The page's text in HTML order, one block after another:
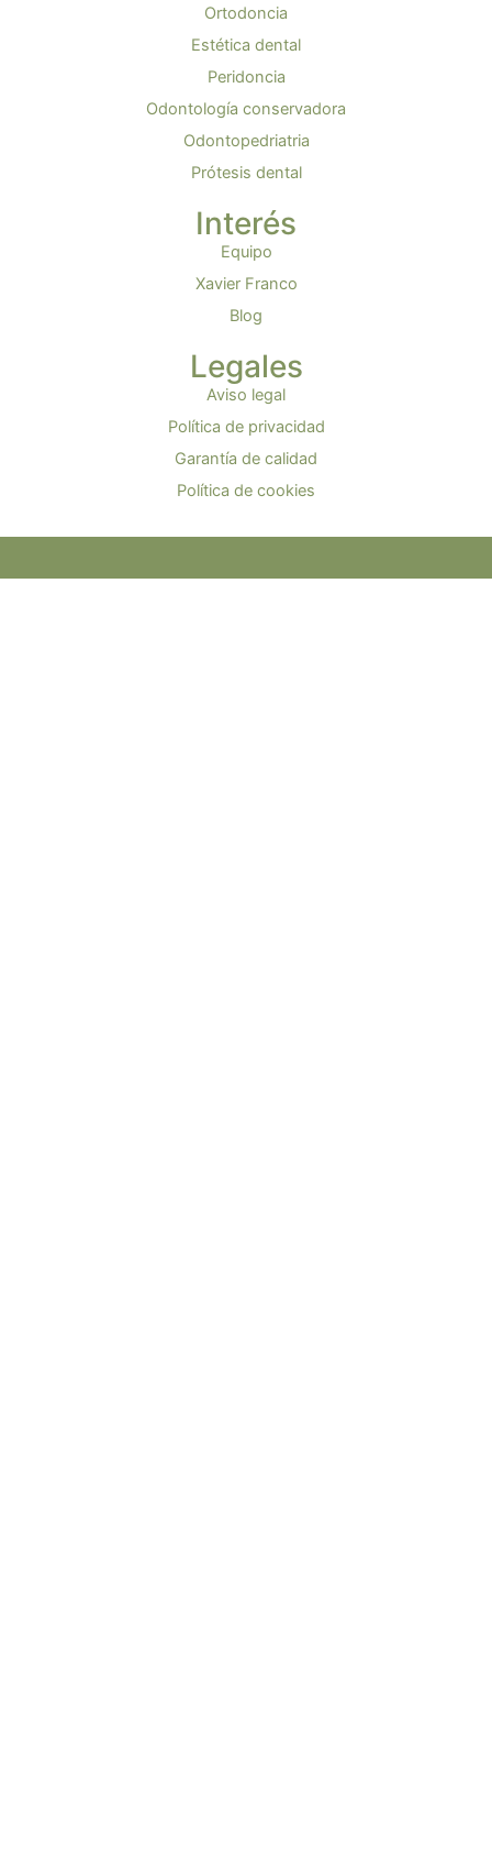
Ortodoncia
Estética dental
Peridoncia
Odontología conservadora
Odontopedriatria
Prótesis dental
Interés
Equipo
Xavier Franco
Blog
Legales
Aviso legal
Política de privacidad
Garantía de calidad
Política de cookies